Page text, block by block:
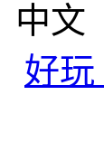
中文
好玩